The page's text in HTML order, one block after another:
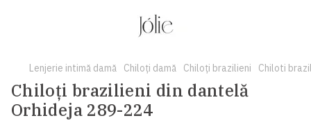
Lenjerie intimă damă Chiloți damă Chiloți brazilieni Chiloti
Chiloți brazilieni din dantelă
Orhideja 289-224